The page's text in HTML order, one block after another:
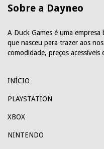
Sobre a Dayneo
A Duck Games é uma
que nasceu para trazer aos
comodidade, preços
INÍCIO
PLAYSTATION
XBOX
NINTENDO